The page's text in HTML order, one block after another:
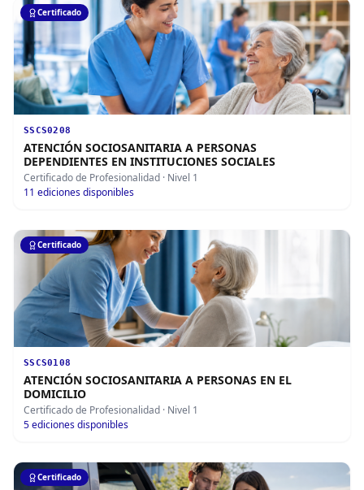
Certificado
SSCS0208
ATENCIÓN SOCIOSANITARIA A PERSONAS
DEPENDIENTES EN INSTITUCIONES SOCIALES
Certificado de Profesionalidad · Nivel 1
11 ediciones disponibles
Certificado
SSCS0108
ATENCIÓN SOCIOSANITARIA A PERSONAS EN EL
DOMICILIO
Certificado de Profesionalidad · Nivel 1
5ediciones disponibles
Certificado